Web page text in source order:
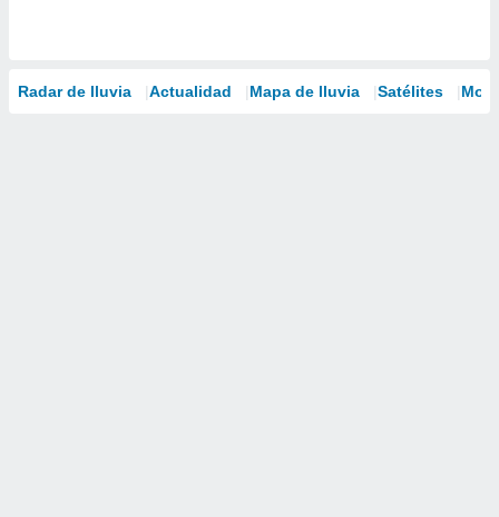
Radar de lluvia Actualidad Mapa de lluvia Satélites